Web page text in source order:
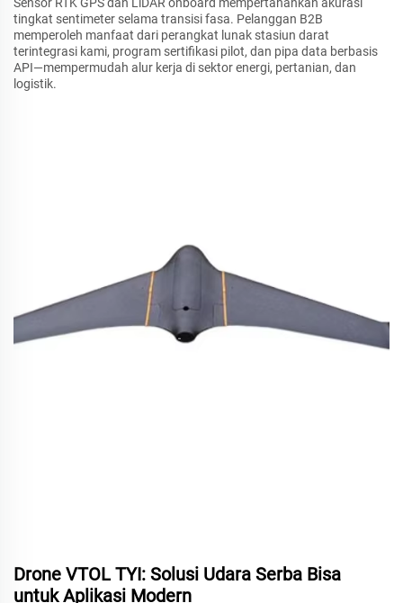
tingkat sentimeter selama transisi fasa. Pelanggan B2B
memperoleh manfaat dari perangkat lunak stasiun darat
terintegrasi kami, program sertifikasi pilot, dan pipa data berbasis
API—mempermudah alur kerja di sektor energi, pertanian, dan
logistik.
Drone VTOL TYI: Solusi Udara Serba Bisa
untuk Aplikasi Modern